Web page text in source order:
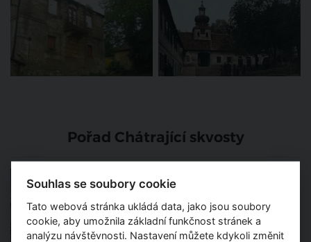
Pořad Chátrající skvosty
půjde k zemi
Souhlas se soubory cookie
Tato webová stránka ukládá data, jako jsou soubory
cookie, aby umožnila základní funkčnost stránek a
analýzu návštěvnosti. Nastavení můžete kdykoli změnit